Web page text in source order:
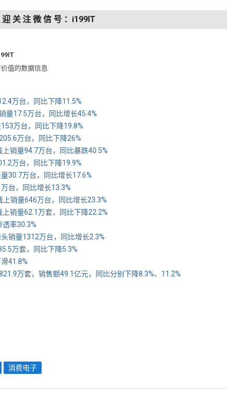
迎 关 注 微 信 号 ：i199IT
值的数据信息
万台，同比下降11.5%
量17.5万台，同比增长45.4%
万台，同比下降19.8%
万台，同比下降26%
销量94.7万台，同比暴跌40.5%
万台，同比下降19.9%
30.7万台，同比增长17.6%
台，同比增长13.3%
销量646万台，同比增长23.3%
销量62.1万套，同比下降22.2%
率30.3%
销量1312万台，同比增长2.3%
万套，同比下降5.3%
41.8%
万套，销售额49.1亿元，同比分别下降8.3%、11.2%
消费电子